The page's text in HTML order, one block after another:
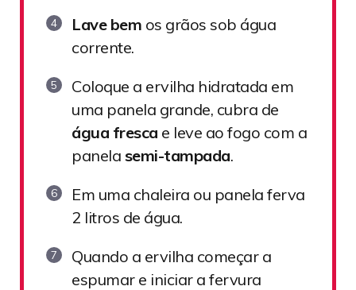
Lave bem os grãos sob água
corrente.
Coloque a ervilha hidratada em
uma panela grande, cubra de
água fresca e leve ao fogo com a
panela semi-tampada.
Em uma chaleira ou panela ferva
2 litros de água.
Quando a ervilha começar a
espumar e iniciar a fervura